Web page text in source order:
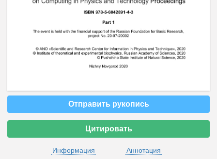
Отправить рукопись
Цитировать
Информация
Аннотация